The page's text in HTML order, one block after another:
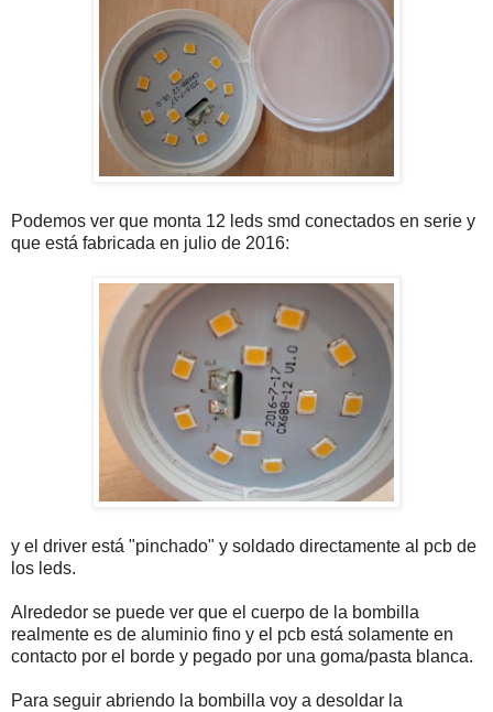
Podemos ver que monta 12 leds smd conectados en serie y
que está fabricada en julio de 2016:
y el driver está "pinchado" y soldado directamente al pcb de
los leds.
Alrededor se puede ver que el cuerpo de la bombilla
realmente es de aluminio fino y el pcb está solamente en
contacto por el borde y pegado por una goma/pasta blanca.
Para seguir abriendo la bombilla voy a desoldar la